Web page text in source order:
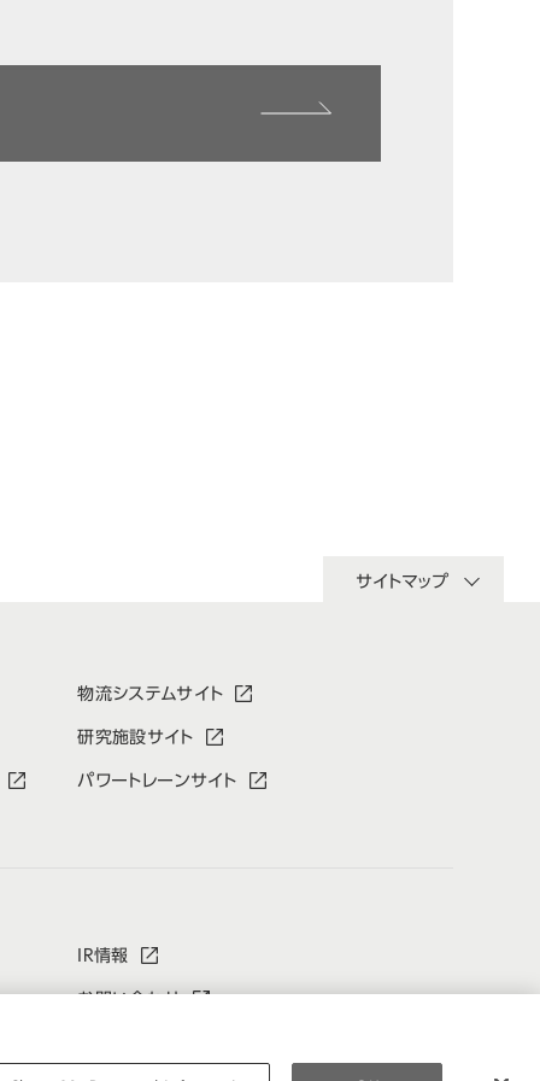
サイトマップ
物流システムサイト
研究施設サイト
パワートレーンサイト
IR情報
お問い合わせ